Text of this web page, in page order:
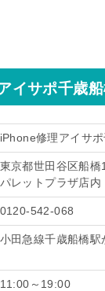
イサポ千歳
iPhone修理アイサ
東京都世田谷区船橋
パレットプラザ店内
0120-542-068
小田急線千歳船橋駅
11:00～19:00